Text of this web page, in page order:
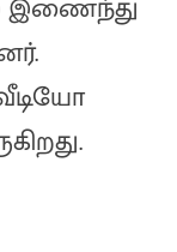
இணைந்து